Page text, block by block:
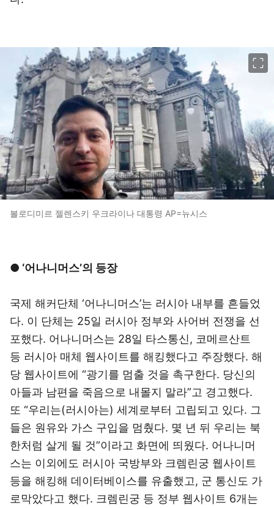
볼로디미르 젤렌스키 우크라이나 대통령 AP=뉴시스
● ‘어나니머스’의 등장
국제 해커단체 ‘어나니머스’는 러시아 내부를 흔들었
다. 이 단체는 25일 러시아 정부와 사어버 전쟁을 선
포했다. 어나니머스는 28일 타스통신, 코메르산트
등 러시아 매체 웹사이트를 해킹했다고 주장했다. 해
당 웹사이트에 “광기를 멈출 것을 촉구한다. 당신의
아들과 남편을 죽음으로 내몰지 말라”고 경고했다.
또 “우리는(러시아는) 세계로부터 고립되고 있다. 그
들은 원유와 가스 구입을 멈췄다. 몇 년 뒤 우리는 북
한처럼 살게 될 것”이라고 화면에 띄웠다. 어나니머
스는 이외에도 러시아 국방부와 크렘린궁 웹사이트
등을 해킹해 데이터베이스를 유출했고, 군 통신도 가
로막았다고 했다. 크렘린궁 등 정부 웹사이트 6개는